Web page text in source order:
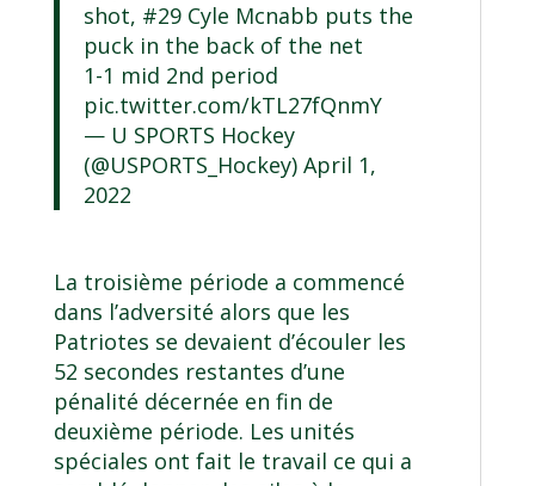
shot, #29 Cyle Mcnabb puts the
puck in the back of the net
1-1 mid 2nd period
pic.twitter.com/kTL27fQnmY
— U SPORTS Hockey
(@USPORTS_Hockey) April 1,
2022
La troisième période a commencé
dans l’adversité alors que les
Patriotes se devaient d’écouler les
52 secondes restantes d’une
pénalité décernée en fin de
deuxième période. Les unités
spéciales ont fait le travail ce qui a